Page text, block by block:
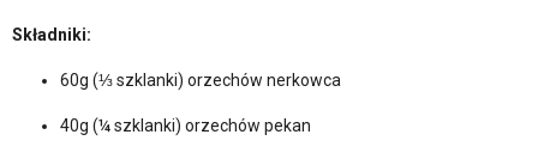
Składniki:
60g (⅓ szklanki) orzechów nerkowca
40g (¼ szklanki) orzechów pekan